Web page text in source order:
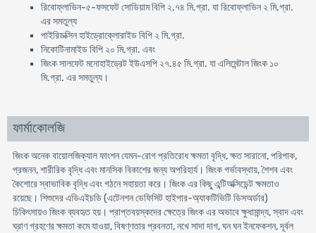
রিবোফ্লাভিন-৫-ফসফেট সোডিয়াম বিপি ২.৭৪ মি.গ্রা. যা রিবোফ্লাভিন ২ মি.গ্রা.
এর সমতুল্য
পাইরিডক্সিন হাইড্রোক্লোরাইড বিপি ২ মি.গ্রা.
নিকোটিনামাইড বিপি ২০ মি.গ্রা. এবং
জিংক সালফেট মনোহাইড্রেট ইউএসপি ২৭.৪৫ মি.গ্রা. যা এলিমেন্টাল জিংক ১০
মি.গ্রা. এর সমতুল্য।
ফার্মাকোলজি
জিংক অনেক বায়োলজিক্যাল ফাংশন যেমন-রোগ প্রতিরোধ ক্ষমতা বৃদ্ধি, ক্ষত সারানো, পরিপাক,
প্রজনন, শারীরিক বৃদ্ধি এবং মানসিক বিকাশের জন্য অপরিহার্য। জিংক গর্ভাবস্থায়, শৈশব এবং
কৈশোরে স্বাভাবিক বৃদ্ধি এবং গঠনে সহায়তা করে। জিংক এর কিছু এন্টিঅক্সিডেন্ট ক্ষমতাও
রয়েছে। শিশুদের এডিএইচডি (এটেনশন ডেফিসিট হাইপার-অ্যাকটিভিটি ডিসঅর্ডার)
চিকিৎসায়ও জিংক ব্যবহৃত হয়। প্রাপ্তবয়স্কদের ক্ষেত্রে জিংক এর অভাবে ক্ষুধামান্দ্য, স্বাদ এবং
ঘ্রাণ গ্রহণের ক্ষমতা কমে যাওয়া, বিষণ্ণতার প্রবনতা, নখে সাদা দাগ, ঘন ঘন ইনফেকশন, দূর্বল